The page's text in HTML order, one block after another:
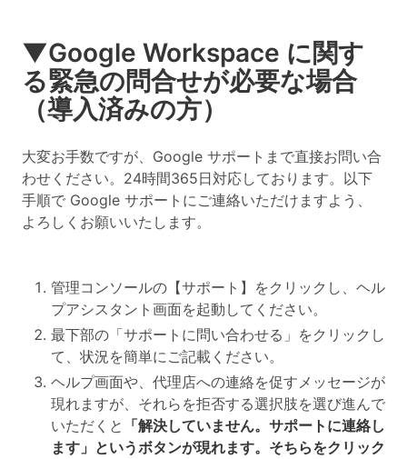
▼Google Workspace に関す
る緊急の問合せが必要な場合
（導入済みの方）
大変お手数ですが、Google サポートまで直接お問い合
わせください。24時間365日対応しております。以下
手順で Google サポートにご連絡いただけますよう、
よろしくお願いいたします。
管理コンソールの【サポート】をクリックし、ヘル
プアシスタント画面を起動してください。
最下部の「サポートに問い合わせる」をクリックし
て、状況を簡単にご記載ください。
ヘルプ画面や、代理店への連絡を促すメッセージが
現れますが、それらを拒否する選択肢を選び進んで
いただくと 「解決していません。サポートに連絡し
ます」というボタンが現れます。そちらをクリック